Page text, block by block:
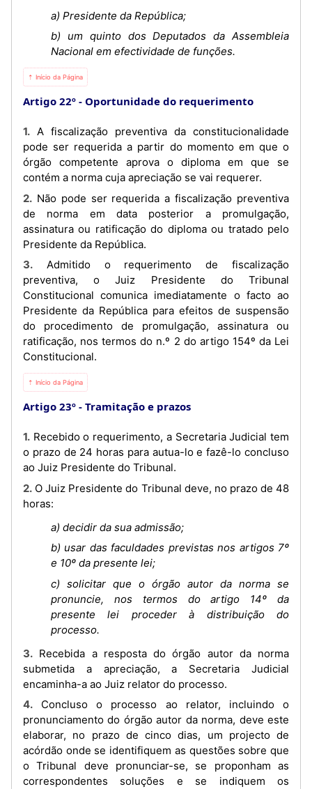
a) Presidente da República;
b) um quinto dos Deputados da Assembleia
Nacional em efectividade de funções.
⇡ Início da Página
Artigo 22º Oportunidade do requerimento
1. A fiscalização preventiva da constitucionalidade
pode ser requerida a partir do momento em que o
órgão competente aprova o diploma em que se
contém a norma cuja apreciação se vai requerer.
2. Não pode ser requerida a fiscalização preventiva
de norma em data posterior a promulgação,
assinatura ou ratificação do diploma ou tratado pelo
Presidente da República.
3. Admitido o requerimento de fiscalização
preventiva, o Juiz Presidente do Tribunal
Constitucional comunica imediatamente o facto ao
Presidente da República para efeitos de suspensão
do procedimento de promulgação, assinatura ou
ratificação, nos termos do n.º 2 do artigo 154º da Lei
Constitucional.
⇡ Início da Página
Artigo 23º Tramitação e prazos
1. Recebido o requerimento, a Secretaria Judicial tem
o prazo de 24 horas para autua-lo e fazê-lo concluso
ao Juiz Presidente do Tribunal.
2. O Juiz Presidente do Tribunal deve, no prazo de 48
horas:
a) decidir da sua admissão;
b) usar das faculdades previstas nos artigos 7º
e 10º da presente lei;
c) solicitar que o órgão autor da norma se
pronuncie, nos termos do artigo 14º da
presente lei proceder à distribuição do
processo.
3. Recebida a resposta do órgão autor da norma
submetida a apreciação, a Secretaria Judicial
encaminha-a ao Juiz relator do processo.
4. Concluso o processo ao relator, incluindo o
pronunciamento do órgão autor da norma, deve este
elaborar, no prazo de cinco dias, um projecto de
acórdão onde se identifiquem as questões sobre que
o Tribunal deve pronunciar-se, se proponham as
correspondentes soluções e se indiquem os